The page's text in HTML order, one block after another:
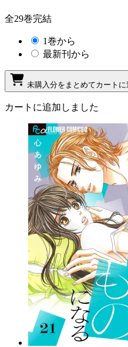
全29巻完結
1巻から
最新刊から
未購入分をまとめてカートに
カートに追加しました